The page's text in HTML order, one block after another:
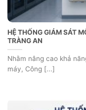
HỆ THỐNG GIÁM SÁT
TRÀNG AN
Nhằm nâng cao khả
máy, Công [...]